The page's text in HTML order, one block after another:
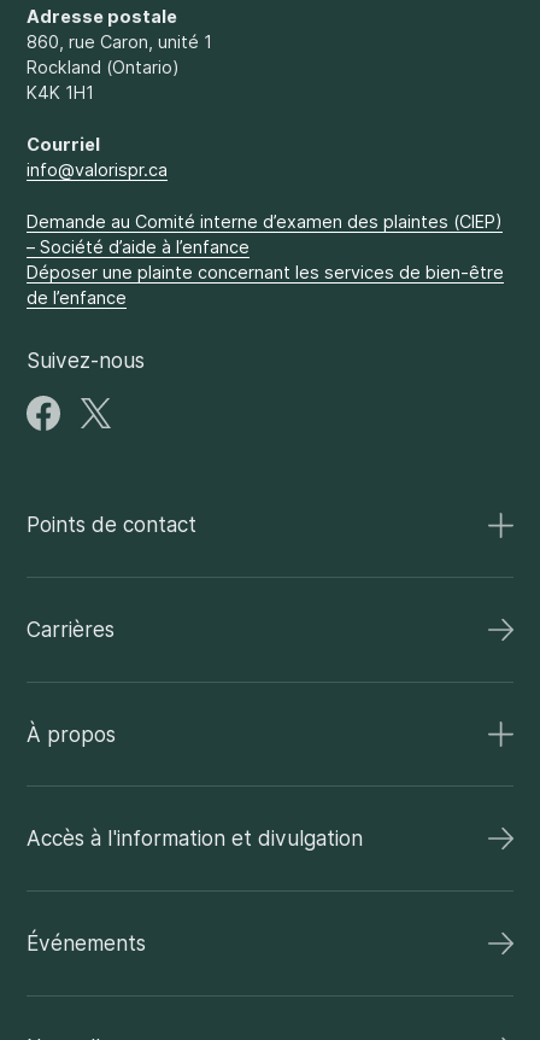
Adresse postale
860, rue Caron, unité 1
Rockland (Ontario)
K4K 1H1
Courriel
info@valorispr.ca
Demande au Comité interne d’examen des plaintes (CIEP)
– Société d’aide à l’enfance
Déposer une plainte concernant les services de bien-être
de l’enfance
Suivez-nous
Points de contact
Carrières
À propos
Accès à l'information et divulgation
Événements